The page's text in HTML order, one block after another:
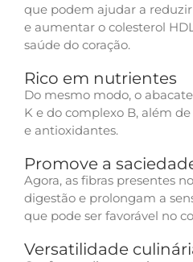
que podem ajudar a
e aumentar o colesterol
saúde do coração.
Rico em nutrientes
Do mesmo modo, o
K e do complexo B, além
e antioxidantes.
Promove a
Agora, as fibras presentes
digestão e prolongam a
que pode ser favorável no
Versatilidade